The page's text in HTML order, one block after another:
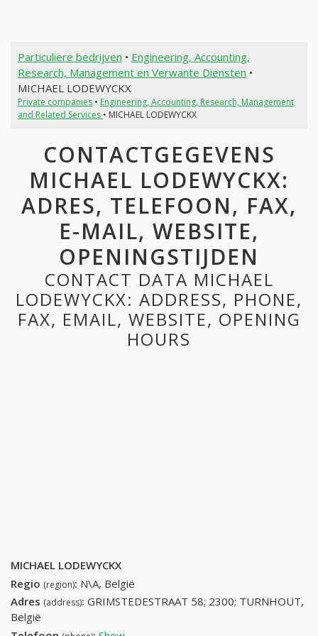
Particuliere bedrijven • Engineering, Accounting,
Research, Management en Verwante Diensten •
MICHAEL LODEWYCKX
Private companies• Engineering, Accounting, Research, Management
and Related Services • MICHAEL LODEWYCKX
CONTACTGEGEVENS
MICHAEL LODEWYCKX:
ADRES, TELEFOON, FAX,
E-MAIL, WEBSITE,
OPENINGSTIJDEN
CONTACT DATA MICHAEL
LODEWYCKX: ADDRESS, PHONE,
FAX, EMAIL, WEBSITE, OPENING
HOURS
MICHAEL LODEWYCKX
Regio (region): N\A, België
Adres (address): GRIMSTEDESTRAAT 58; 2300; TURNHOUT,
België